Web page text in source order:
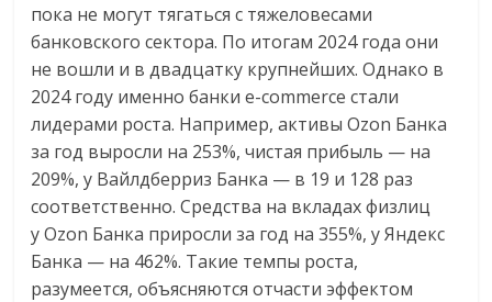
пока не могут тягаться с тяжеловесами
банковского сектора. По итогам 2024 года они
не вошли и в двадцатку крупнейших. Однако в
2024 году именно банки e-commerce стали
лидерами роста. Например, активы Ozon Банка
за год выросли на 253%, чистая прибыль — на
209%, у Вайлдберриз Банка — в 19 и 128 раз
соответственно. Средства на вкладах физлиц
у Ozon Банка приросли за год на 355%, у Яндекс
Банка — на 462%. Такие темпы роста,
разумеется, объясняются отчасти эффектом